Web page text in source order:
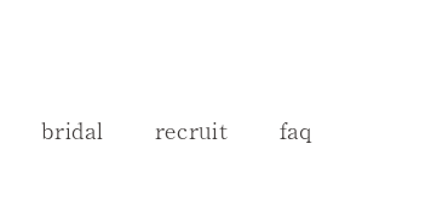
bridal recruit faq